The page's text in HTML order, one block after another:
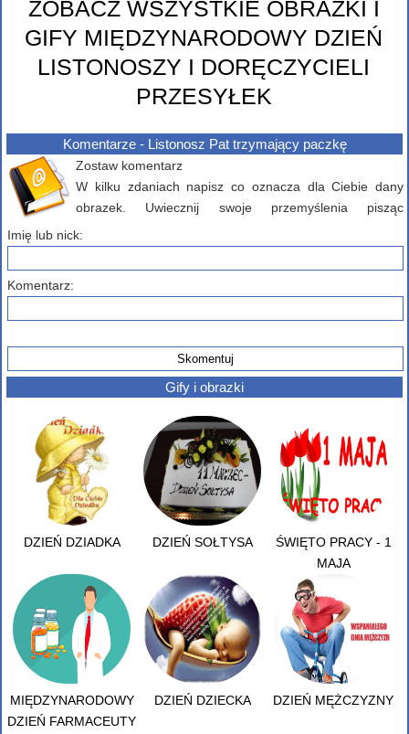
ZOBACZ WSZYSTKIE OBRAZKI I
GIFY MIĘDZYNARODOWY DZIEŃ
LISTONOSZY I DORĘCZYCIELI
PRZESYŁEK
Komentarze - Listonosz Pat trzymający paczkę
Zostaw komentarz
W kilku zdaniach napisz co oznacza dla Ciebie dany
obrazek. Uwiecznij swoje przemyślenia pisząc
Imię lub nick:
Komentarz:
Gify i obrazki
DZIEŃ DZIADKA DZIEŃ SOŁTYSA
ŚWIĘTO PRACY - 1
MAJA
MIĘDZYNARODOWY
DZIEŃ FARMACEUTY
DZIEŃ DZIECKA DZIEŃ MĘŻCZYZNY